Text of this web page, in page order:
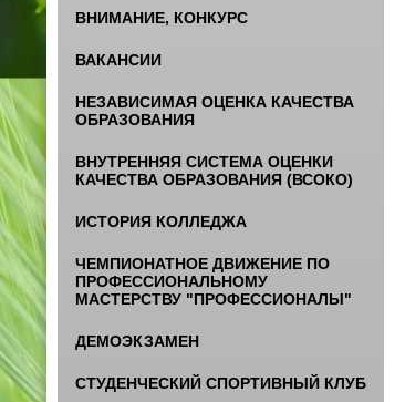
ВНИМАНИЕ, КОНКУРС
ВАКАНСИИ
НЕЗАВИСИМАЯ ОЦЕНКА КАЧЕСТВА
ОБРАЗОВАНИЯ
ВНУТРЕННЯЯ СИСТЕМА ОЦЕНКИ
КАЧЕСТВА ОБРАЗОВАНИЯ (ВСОКО)
ИСТОРИЯ КОЛЛЕДЖА
ЧЕМПИОНАТНОЕ ДВИЖЕНИЕ ПО
ПРОФЕССИОНАЛЬНОМУ
МАСТЕРСТВУ "ПРОФЕССИОНАЛЫ"
ДЕМОЭКЗАМЕН
СТУДЕНЧЕСКИЙ СПОРТИВНЫЙ КЛУБ